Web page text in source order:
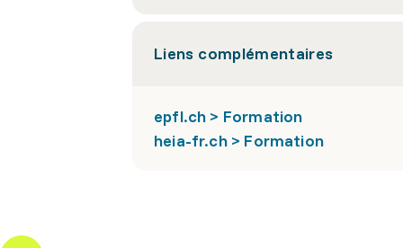
Liens complémentaires
epfl.ch > Formation
heia-fr.ch > Formation